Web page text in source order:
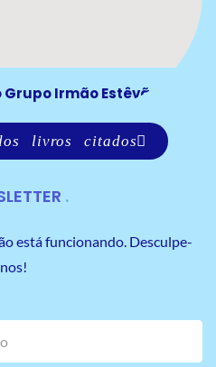
Irmão Estêvão
livros citados
está funcionando. Desculpe-
nos!